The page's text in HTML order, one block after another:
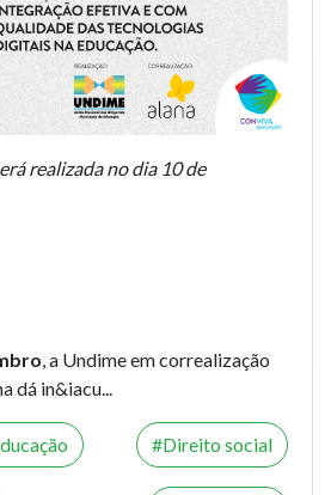
realizada no dia 10 de
, a Undime em correalização
dá in&iacu...
Direito social